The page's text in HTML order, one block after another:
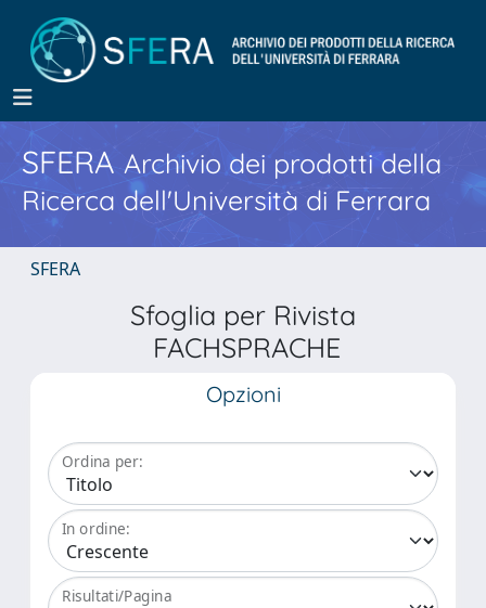
SFERA Archivio dei prodotti della
Ricerca dell'Università di Ferrara
SFERA
Sfoglia per Rivista
FACHSPRACHE
Opzioni
Ordina per:
In ordine:
Risultati/Pagina